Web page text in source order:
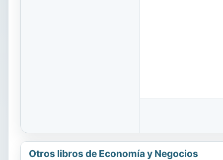
Otros libros de Economía y Negocios